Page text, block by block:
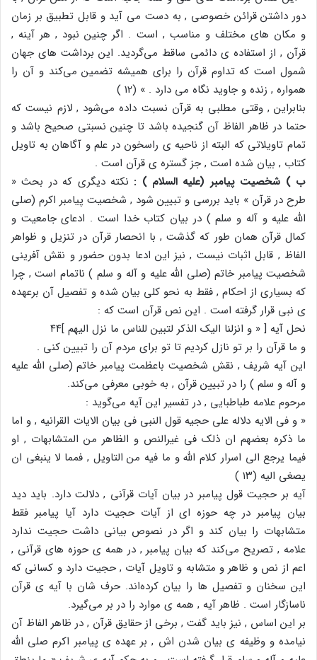
دور داشتن قرائن خصوصی , به دست می آید و قابل تطبیق بر زمان
و مکان های مختلف و مناسب , است . اگر چنین نبود , هر آینه ,
قرآن , از استفاده ی دائمی ساقط می‌گردید. این برداشت های جهان
شمول است که تداوم قرآن را برای همیشه تضمین می‌کند و آن را
همواره , زنده و جاوید نگاه می دارد . » (12 )
بنابراین , وقتی مطلبی به قرآن نسبت داده می‌شود , لازم نیست که
حتما در ظاهر الفاظ آن گنجیده باشد تا چنین نسبتی صحیح باشد و
تمام تاویلاتی که البته از ناحیه ی راسخون در علم و آگاهان به تاویل
کتاب , بیان شده است , جز گستره ی قرآن است .
ب ) شخصیت پیامبر (علیه السلام ) : نکته دیگری که در بحث «
طرح در قرآن » باید بررسی و تبیین شود , شخصیت پیامبر اکرم (صلی
الله علیه و آله و سلم ) در بیان کتاب خدا است . ادعای جامعیت و
کمال قرآن همان طور که گذشت , با انحصار قرآن در تنزیل و ظواهر
الفاظ , قابل اثبات نیست , نیز این ادعا بدون حضور و نقش آفرینی
شخصیت پیامبر خاتم (صلی الله علیه و آله و سلم ) ناتمام است , چرا
که بسیاری از احکام , فقط به نحو کلی بیان شده و تفصیل آن برعهده
ی نبی قرار گرفته است . این نص قرآن است که :
نحل آیه [ « و انزلنا الیک الذکر لتبین للناس ما نزل الیهم ]۴۴
و ما قرآن را بر تو نازل کردیم تا تو برای مردم آن را تبیین کنی .
این آیه شریف , نقش شخصیت باعظمت پیامبر خاتم (صلی الله علیه
و آله و سلم ) را در تبیین قرآن , به خوبی معرفی می‌کند.
مرحوم علامه طباطبایی , در تفسیر این آیه می‌گوید :
« و فی الایه دلاله علی حجیه قول النبی فی بیان الایات القرانیه , و اما
ما ذکره بعضهم ان ذلک فی غیرالنص و الظاهر من المتشابهات , او
فیما یرجع الی اسرار کلام الله و ما فیه من التاویل , فمما لا ینبغی ان
یصغی الیه (۱۳ )
آیه بر حجیت قول پیامبر در بیان آیات قرآنی , دلالت دارد. باید دید
بیان پیامبر در چه حوزه ای از آیات حجیت دارد آیا پیامبر فقط
متشابهات را بیان کند و اگر در نصوص بیانی داشت حجیت ندارد
علامه , تصریح می‌کند که بیان پیامبر , در همه ی حوزه های قرآنی ,
اعم از نص و ظاهر و متشابه و تاویل آیات , حجیت دارد و کسانی که
این سخنان و تفصیل ها را بیان کرده‌اند. حرف شان با آیه ی قرآن
ناسازگار است . ظاهر آیه , همه ی موارد را در بر می‌گیرد.
بر این اساس , نیز باید گفت , برخی از حقایق قرآن , در ظاهر الفاظ آن
نیامده و وظیفه ی بیان شدن اش , بر عهده ی پیامبر اکرم صلی الله